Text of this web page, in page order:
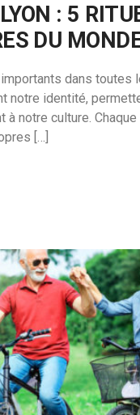
: 5
DU
dans toutes
notre identité,
à notre culture. Chaque
[…]